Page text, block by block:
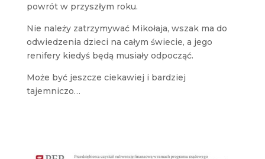
powrót w przyszłym roku.
Nie należy zatrzymywać Mikołaja, wszak ma do
odwiedzenia dzieci na całym świecie, a jego
renifery kiedyś będą musiały odpocząć.
Może być jeszcze ciekawiej i bardziej
tajemniczo…